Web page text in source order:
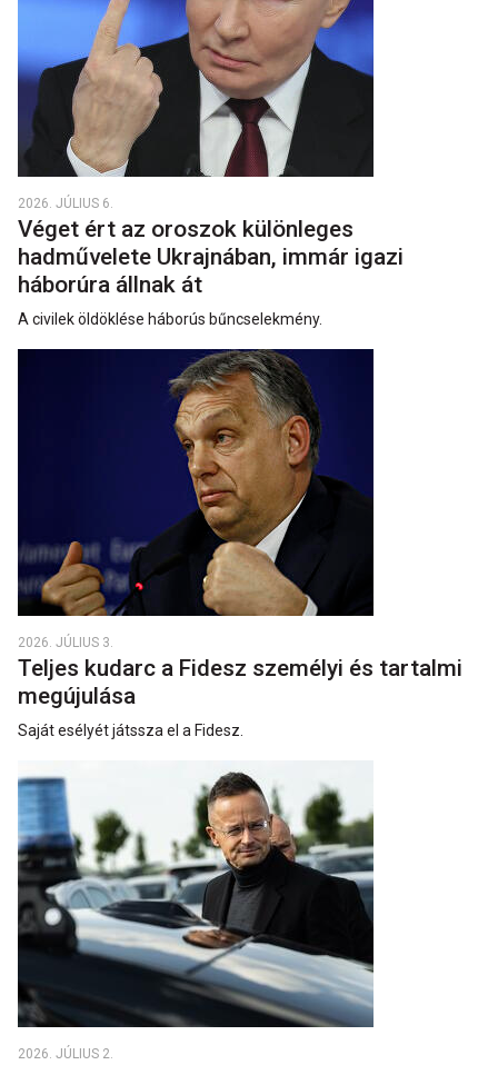
2026. JÚLIUS 6.
Véget ért az oroszok különleges
hadművelete Ukrajnában, immár igazi
háborúra állnak át
A civilek öldöklése háborús bűncselekmény.
2026. JÚLIUS 3.
Teljes kudarc a Fidesz személyi és tartalmi
megújulása
Saját esélyét játssza el a Fidesz.
2026. JÚLIUS 2.